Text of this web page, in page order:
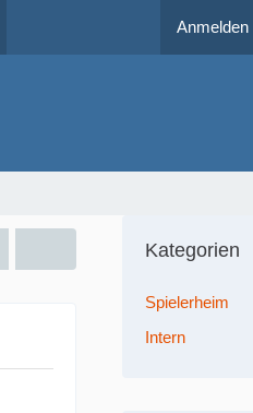
Anmelden
Kategorien
Spielerheim
Intern